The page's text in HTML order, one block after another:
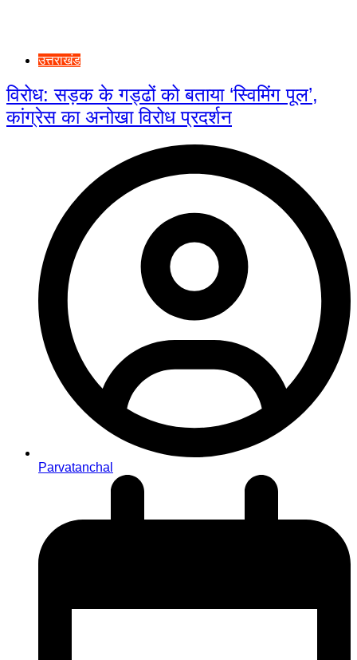
उत्तराखंड
विरोध: सड़क के गड्ढों को बताया ‘स्विमिंग पूल’,
कांग्रेस का अनोखा विरोध प्रदर्शन
Parvatanchal